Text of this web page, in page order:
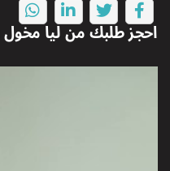
احجز طلبك منليا مخول